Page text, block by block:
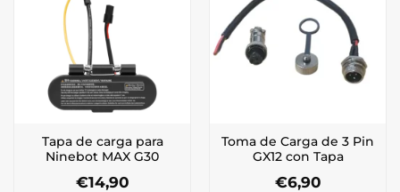
Tapa de carga para
Ninebot MAX G30
€14,90
Toma de Carga de 3 Pin
GX12 con Tapa
€6,90